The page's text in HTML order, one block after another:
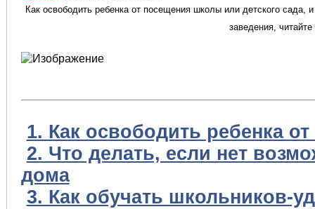
Как освободить ребенка от посещения школы или детского сада,
заведения,
1. Как освободить ребенка
2. Что делать, если нет
дома
3. Как обучать школьников-